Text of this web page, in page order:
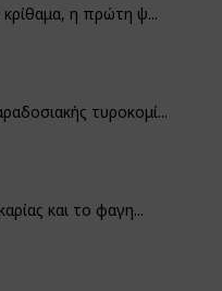
η πρώτη ψ...
τυροκομί...
και το φαγη...